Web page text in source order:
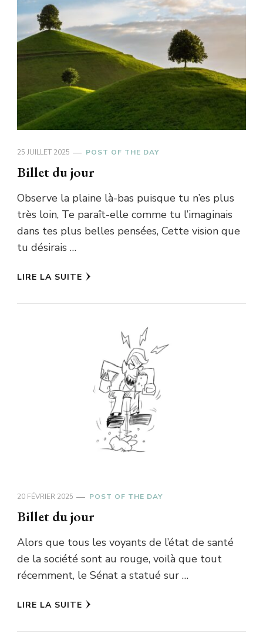
25 JUILLET 2025 POST OF THE DAY
Billet du jour
Observe la plaine là-bas puisque tu n’es plus
très loin, Te paraît-elle comme tu l’imaginais
dans tes plus belles pensées, Cette vision que
tu désirais …
LIRE LA SUITE
20 FÉVRIER 2025 POST OF THE DAY
Billet du jour
Alors que tous les voyants de l’état de santé
de la société sont au rouge, voilà que tout
récemment, le Sénat a statué sur …
LIRE LA SUITE